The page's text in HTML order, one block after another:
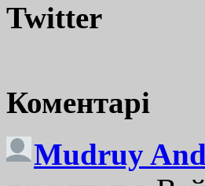
Twitter
Коментарі
Mudruy